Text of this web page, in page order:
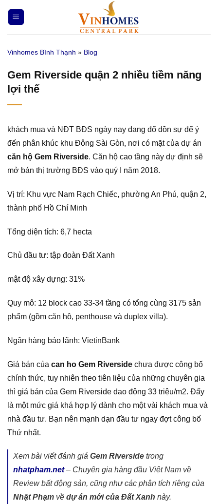
qua
nội
Vinhomes Bình Thạnh » Blog
Gem Riverside quận 2 nhiều tiềm năng
lợi thế
khách mua và NĐT BĐS ngày nay đang đổ dồn sự để ý
đến phân khúc khu Đông Sài Gòn, nơi có mặt của dự án
căn hộ Gem Riverside. Căn hộ cao tầng này dự định sẽ
mở bán thị trường BĐS vào quý I năm 2018.
Vị trí: Khu vực Nam Rạch Chiếc, phường An Phú, quận 2,
thành phố Hồ Chí Minh
Tổng diện tích: 6,7 hecta
Chủ đầu tư: tập đoàn Đất Xanh
mật độ xây dựng: 31%
Quy mô: 12 block cao 33-34 tầng có tổng cùng 3175 sản
phẩm (gồm căn hộ, penthouse và duplex villa).
Ngân hàng bảo lãnh: VietinBank
Giá bán của can ho Gem Riverside chưa được công bố
chính thức, tuy nhiên theo tiên liệu của những chuyên gia
thì giá bán của Gem Riverside dao động 33 triệu/m2. Đấy
là một mức giá khá hợp lý dành cho một vài khách mua và
nhà đầu tư. Bạn nên mạnh dạn đầu tư ngay đợt công bố
Thứ nhất.
Xem bài viết đánh giá Gem Riverside trong
nhatpham.net– Chuyên gia hàng đầu Việt Nam về
Review bất động sản, cũng như các phân tích riêng của
Nhật Phạm về dự án mới của Đất Xanh này.